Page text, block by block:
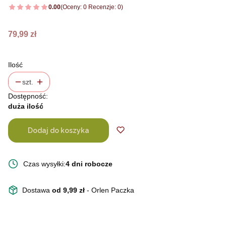
0.00(Oceny: 0 Recenzje: 0)
Cena
79,99 zł
Ilość
szt.
Dostępność:
duża ilość
Dodaj do koszyka
Czas wysyłki:4 dni robocze
Dostawa od 9,99 zł - Orlen Paczka